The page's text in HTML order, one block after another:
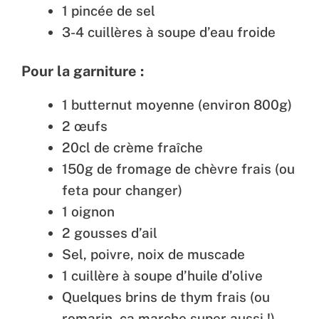
1 pincée de sel
3-4 cuillères à soupe d’eau froide
Pour la garniture :
1 butternut moyenne (environ 800g)
2 œufs
20cl de crème fraîche
150g de fromage de chèvre frais (ou
feta pour changer)
1 oignon
2 gousses d’ail
Sel, poivre, noix de muscade
1 cuillère à soupe d’huile d’olive
Quelques brins de thym frais (ou